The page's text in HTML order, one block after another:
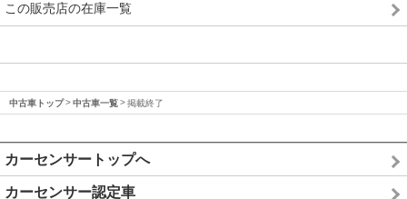
この販売店の在庫一覧
中古車トップ 中古車一覧 掲載終了
カーセンサートップへ
カーセンサー認定車